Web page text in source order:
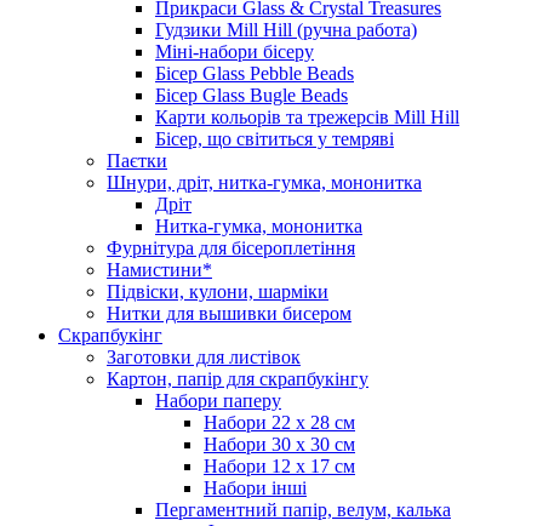
Прикраси Glass & Crystal Treasures
Гудзики Mill Hill (ручна работа)
Міні-набори бісеру
Бісер Glass Pebble Beads
Бісер Glass Bugle Beads
Карти кольорів та трежерсів Mill Hill
Бісер, що світиться у темряві
Паєтки
Шнури, дріт, нитка-гумка, мононитка
Дріт
Нитка-гумка, мононитка
Фурнітура для бісероплетіння
Намистини*
Підвіски, кулони, шарміки
Нитки для вышивки бисером
Скрапбукінг
Заготовки для листівок
Картон, папір для скрапбукінгу
Набори паперу
Набори 22 х 28 см
Набори 30 х 30 см
Набори 12 х 17 см
Набори інші
Пергаментний папір, велум, калька